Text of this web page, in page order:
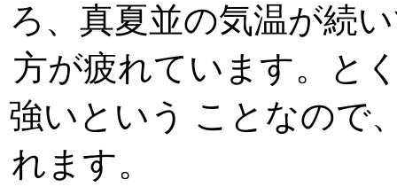
ろ、真夏並の気温が続
方が疲れています。と
強いという ことなので
れます。